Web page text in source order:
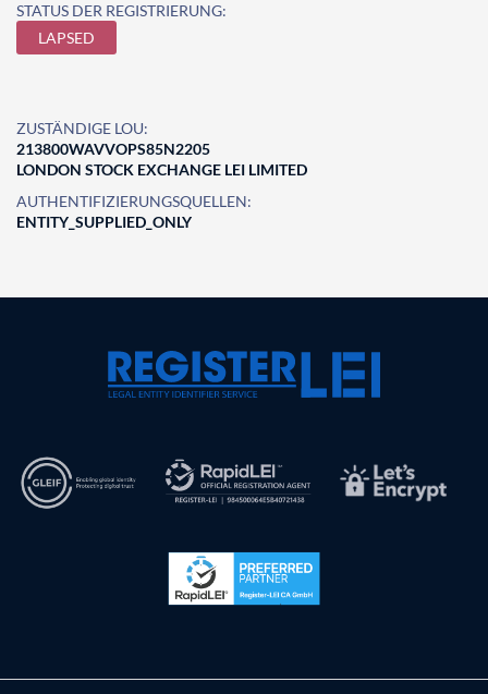
STATUS DER REGISTRIERUNG:
LAPSED
ZUSTÄNDIGE LOU:
213800WAVVOPS85N2205
LONDON STOCK EXCHANGE LEI LIMITED
AUTHENTIFIZIERUNGSQUELLEN:
ENTITY_SUPPLIED_ONLY